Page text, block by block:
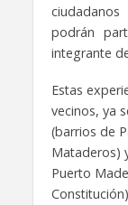
podrán
integrante
Estas
vecinos, ya
(barrios de
Mataderos)
Puerto